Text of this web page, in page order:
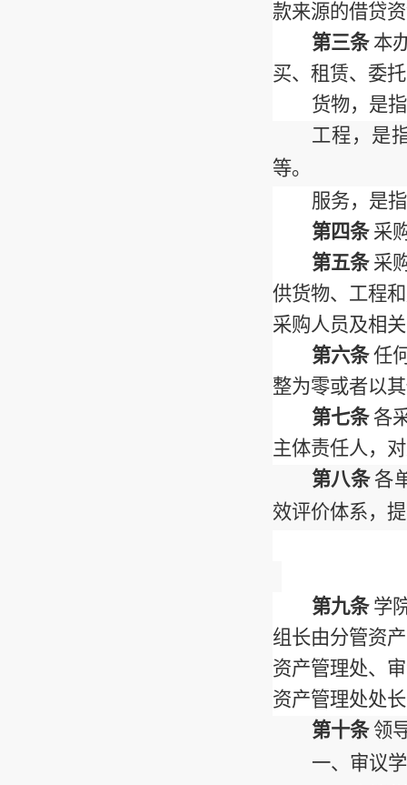
款来源的借贷
第三条 本
买、租赁、委
货物，是
工程，是
等。
服务，是
第四条 采
第五条 采
供货物、工程
采购人员及相
第六条 任
整为零或者以
第七条 各
主体责任人，
第八条 各
效评价体系，
第九条 学
组长由分管资
资产管理处、
资产管理处处
第十条 领
一、审议